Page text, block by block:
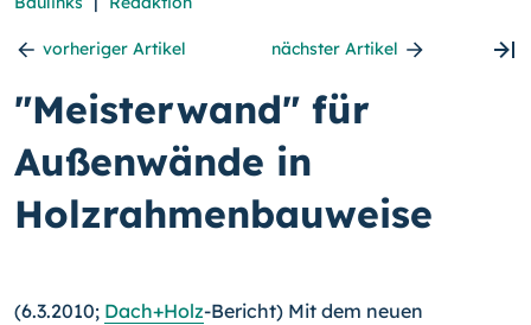
vorheriger Artikel nächster Artikel
"Meisterwand" für
Außenwände in
Holzrahmenbauweise
(6.3.2010; Dach+Holz-Bericht) Mit dem neuen